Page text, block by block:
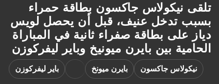
تلقى نيكولاس جاكسون بطاقة حمراء
بسبب تدخل عنيف، قبل أن يحصل لويس
دياز على بطاقة صفراء ثانية في المباراة
الحامية بين بايرن ميونيخ وباير ليفركوزن
نيكولاس جاكسون بايرن ميونخ باير ليفركوزن